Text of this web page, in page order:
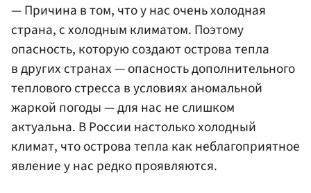
— Причина в том, что у нас очень холодная
страна, с холодным климатом. Поэтому
опасность, которую создают острова тепла
в других странах — опасность дополнительного
теплового стресса в условиях аномальной
жаркой погоды — для нас не слишком
актуальна. В России настолько холодный
климат, что острова тепла как неблагоприятное
явление у нас редко проявляются.